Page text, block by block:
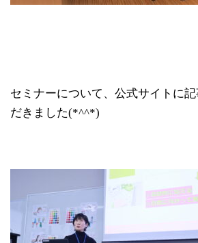
セミナーについて、公式サイトに
だきました(*^^*)